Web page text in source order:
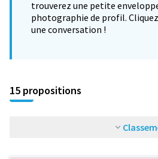
trouverez une petite
photographie de profil.
une conversation !
15 propositions